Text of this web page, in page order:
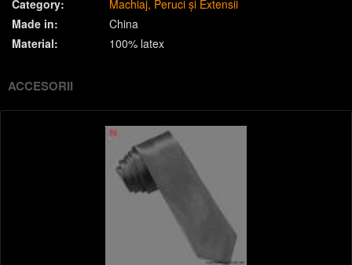
Category:
Machiaj Peruci și Extensii
Made in:
China
Material:
100% latex
ACCESORII